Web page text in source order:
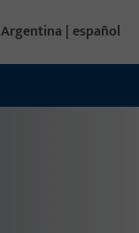
Argentina | español